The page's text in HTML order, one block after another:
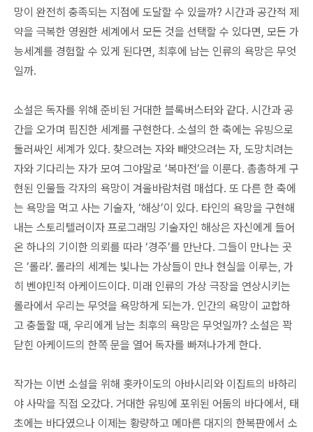
망이 완전히 충족되는 지점에 도달할 수 있을까? 시간과 공간적 제
약을 극복한 영원한 세계에서 모든 것을 선택할 수 있다면, 모든 가
능세계를 경험할 수 있게 된다면, 최후에 남는 인류의 욕망은 무엇
일까.
소설은 독자를 위해 준비된 거대한 블록버스터와 같다. 시간과 공
간을 오가며 핍진한 세계를 구현한다. 소설의 한 축에는 유빙으로
둘러싸인 세계가 있다. 찾으려는 자와 빼앗으려는 자, 도망치려는
자와 기다리는 자가 모여 그야말로 ‘복마전’을 이룬다. 촘촘하게 구
현된 인물들 각자의 욕망이 겨울바람처럼 매섭다. 또 다른 한 축에
는 욕망을 먹고 사는 기술자, ‘해상’이 있다. 타인의 욕망을 구현해
내는 스토리텔러이자 프로그래밍 기술자인 해상은 자신에게 들어
온 하나의 기이한 의뢰를 따라 ‘경주’를 만난다. 그들이 만나는 곳
은 ‘롤라’. 롤라의 세계는 빛나는 가상들이 만나 현실을 이루는, 가
히 벤야민적 아케이드이다. 미래 인류의 가상 극장을 연상시키는
롤라에서 우리는 무엇을 욕망하게 되는가. 인간의 욕망이 교합하
고 충돌할 때, 우리에게 남는 최후의 욕망은 무엇일까? 소설은 꽉
닫힌 아케이드의 한쪽 문을 열어 독자를 빠져나가게 한다.
작가는 이번 소설을 위해 홋카이도의 아바시리와 이집트의 바하리
야 사막을 직접 오갔다. 거대한 유빙에 포위된 어둠의 바다에서, 태
초에는 바다였으나 이제는 황량하고 메마른 대지의 한복판에서 소